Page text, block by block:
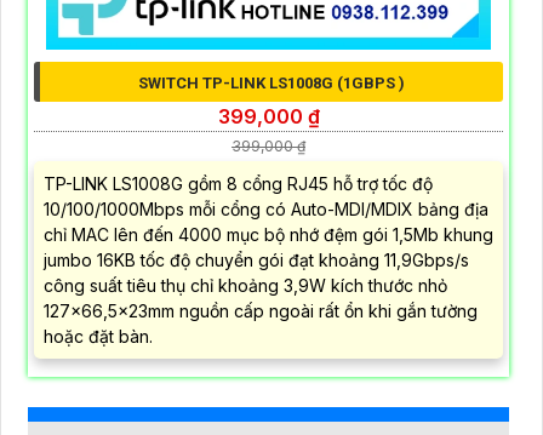
SWITCH TP-LINK LS1008G (1GBPS )
399,000 ₫
399,000 ₫
TP-LINK LS1008G gồm 8 cổng RJ45 hỗ trợ tốc độ
10/100/1000Mbps mỗi cổng có Auto-MDI/MDIX bảng địa
chỉ MAC lên đến 4000 mục bộ nhớ đệm gói 1,5Mb khung
jumbo 16KB tốc độ chuyển gói đạt khoảng 11,9Gbps/s
công suất tiêu thụ chỉ khoảng 3,9W kích thước nhỏ
127×66,5×23mm nguồn cấp ngoài rất ổn khi gắn tường
hoặc đặt bàn.